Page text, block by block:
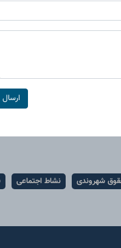
ارسال
شهروندی نشاط اجتماعی